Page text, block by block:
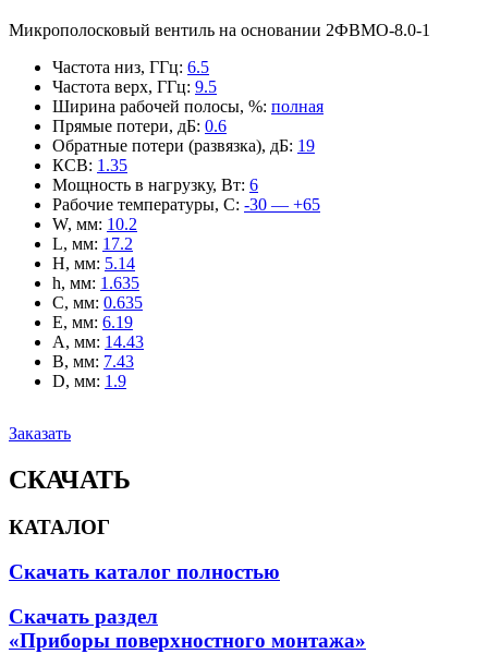
Микрополосковый вентиль на основании 2ФВМO-8.0-1
Частота низ, ГГц: 6.5
Частота верх, ГГц: 9.5
Ширина рабочей полосы, %: полная
Прямые потери, дБ: 0.6
Обратные потери (развязка), дБ: 19
КСВ: 1.35
Мощность в нагрузку, Вт: 6
Рабочие температуры, С: -30 — +65
W, мм: 10.2
L, мм: 17.2
H, мм: 5.14
h, мм: 1.635
C, мм: 0.635
E, мм: 6.19
A, мм: 14.43
B, мм: 7.43
D, мм: 1.9
Заказать
СКАЧАТЬ
КАТАЛОГ
Скачать каталог полностью
Скачать раздел
«Приборы поверхностного монтажа»